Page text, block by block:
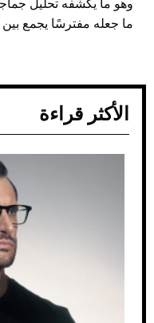
وهو ما يكشفه تحليل
ما جعله مفترسًا يجمع بين
الأكثر قراءة